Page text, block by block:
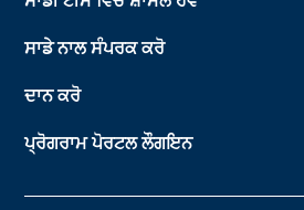
ਸਾਡੇ ਨਾਲ ਸੰਪਰਕ ਕਰੋ
ਦਾਨ ਕਰੋ
ਪ੍ਰੋਗਰਾਮ ਪੋਰਟਲ ਲੌਗਇਨ